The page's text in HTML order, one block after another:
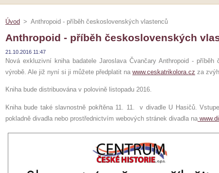
Úvod > Anthropoid - příběh československých vlastenců
Anthropoid - příběh československých
21.10.2016 11:47
Nová exkluzivní kniha badatele Jaroslava Čvančary Anthropoid -
výrobě. Ale již nyní si ji můžete předplatit na www.ceskatrikolora.cz za
Kniha bude distribuována v polovině listopadu 2016.
Kniha bude také slavnostně pokřtěna 11. 11. v divadle U Hasičů.
pokladně divadla nebo prostřednictvím webových stránek divadla na